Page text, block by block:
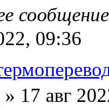
09:36
» 17 авг